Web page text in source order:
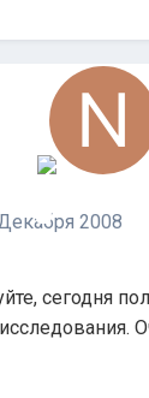
2008
сегодня